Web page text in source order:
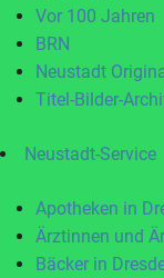
Vor 100 Jahren
BRN
Neustadt
Titel-Bilder-
Neustadt-Service
Apotheken in
Ärztinnen und
Bäcker in